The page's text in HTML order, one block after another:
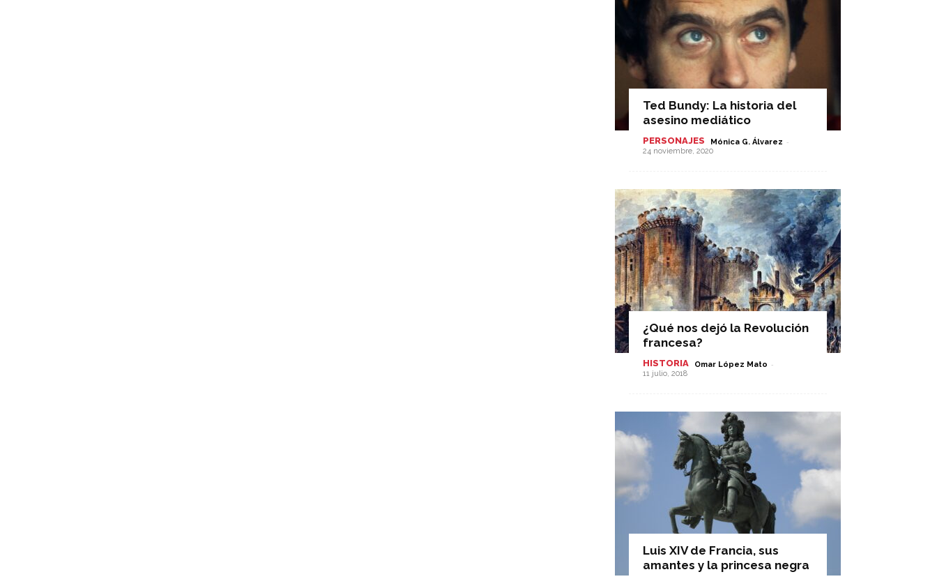
Ted Bundy: La historia del
asesino mediático
PERSONAJES Mónica G. Álvarez -
24 noviembre, 2020
¿Qué nos dejó la Revolución
francesa?
HISTORIA Omar López Mato -
11 julio, 2018
Luis XIV de Francia, sus
amantes y la princesa negra